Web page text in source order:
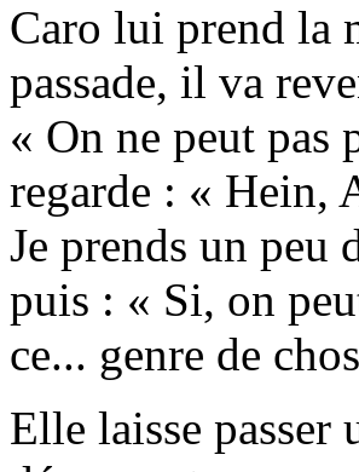
Caro lui prend la
passade, il va
« On ne peut pas
regarde : « Hein,
Je prends un peu
puis : « Si, on
ce... genre de
Elle laisse passer